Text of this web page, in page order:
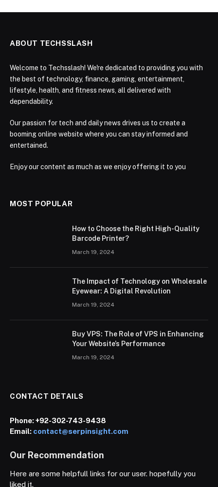
ABOUT TECHSSLASH
Welcome to Techsslash! We're dedicated to providing you with
the best of technology, finance, gaming, entertainment,
lifestyle, health, and fitness news, all delivered with
dependability.
Our passion for tech and daily news drives us to create a
booming online website where you can stay informed and
entertained.
Enjoy our content as much as we enjoy offering it to you
MOST POPULAR
How to Choose the Right High-Quality
Barcode Printer?
March 19, 2024
The Impact of Technology on Wholesale
Eyewear: A Digital Revolution
March 19, 2024
Buy VPS: The Role of VPS in Enhancing
Your Website’s Performance
March 19, 2024
CONTACT DETAILS
Phone:+92-302-743-9438
Email: contact@serpinsight.com
Our Recommendation
Here are some helpfull links for our user. hopefully you
liked it.